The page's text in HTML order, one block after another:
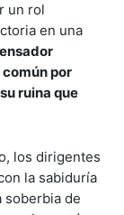
un rol
en una
por
ruina que
los dirigentes
la sabiduría
soberbia de